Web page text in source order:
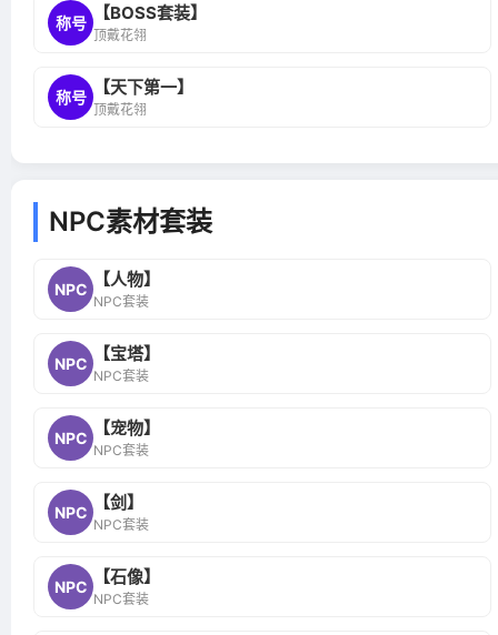
称号 【BOSS套装】
顶戴花翎
称号 【天下第一】
顶戴花翎
NPC素材套装
NPC 【人物】
NPC套装
NPC 【宝塔】
NPC套装
NPC 【宠物】
NPC套装
NPC 【剑】
NPC套装
NPC 【石像】
NPC套装